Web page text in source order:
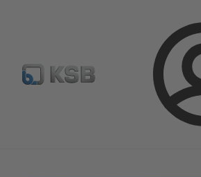
Sélectionner pompes & vannes standards